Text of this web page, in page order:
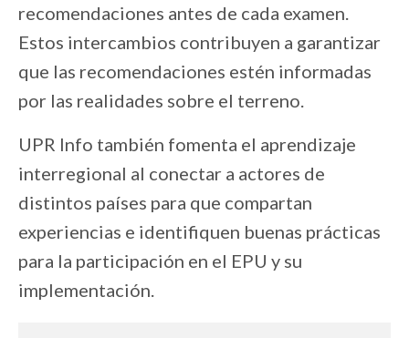
recomendaciones antes de cada examen.
Estos intercambios contribuyen a garantizar
que las recomendaciones estén informadas
por las realidades sobre el terreno.
UPR Info también fomenta el aprendizaje
interregional al conectar a actores de
distintos países para que compartan
experiencias e identifiquen buenas prácticas
para la participación en el EPU y su
implementación.